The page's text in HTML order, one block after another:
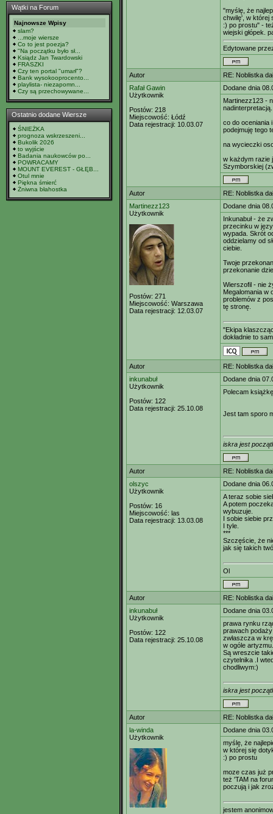
Wątki na Forum
Najnowsze Wpisy
slam?
...moje wiersze
Co to jest poezja?
"Na początku było sł...
Ksiądz Jan Twardowski
FRASZKI
Czy ten portal "umarł"?
Bank wysokooprocento...
playlista- niezapomn...
Czy są przechowywane...
Ostatnio dodane Wiersze
ŚNIEŻKA
prognoza wskrzeszeni...
Bukolik 2026
to wyjście
Badania naukowców po...
POWRACAMY
MOUNT EVEREST - GŁĘB...
Otul mnie
Piękna śmierć
Żniwna błahostka
"myślę, że
chwilę', w której
:) po prostu" -
wiejski głópek.
Edytowane
Autor
RE: Noblistka
Rafał Gawin
Użytkownik
Postów: 218
Miejscowość: Łódź
Data rejestracji: 10.03.07
Dodane dnia
Martinezz123 -
nadinterpretacją.
co do oceniania
podejmuję tego
na wycieczki
w każdym razie
Szymborskiej
Autor
RE: Noblistka
Martinezz123
Użytkownik
Postów: 271
Miejscowość: Warszawa
Data rejestracji: 12.03.07
Dodane dnia
Inkunabuł - że
przecinku w
wypada. Skrót
oddzielamy od
ciebie.
Twoje
przekonanie
Wierszofil - nie
Megalomania w
problemów z
tę stronę.
"Ekipa
dokładnie to
Autor
RE: Noblistka
inkunabuł
Użytkownik
Postów: 122
Data rejestracji: 25.10.08
Dodane dnia
Polecam
Jest tam sporo
iskra jest
Autor
RE: Noblistka
olszyc
Użytkownik
Postów: 16
Miejscowość: las
Data rejestracji: 13.03.08
Dodane dnia
A teraz sobie
A potem
wybuzuje.
I sobie siebie
I tyle.
***
Szczęście, że
jak się takich
Ol
Autor
RE: Noblistka
inkunabuł
Użytkownik
Postów: 122
Data rejestracji: 25.10.08
Dodane dnia
prawa rynku
prawach
zwłaszcza w
w ogóle artyzmu.
Są wreszcie
czytelnika .I
chodliwym:)
iskra jest
Autor
RE: Noblistka
la-winda
Użytkownik
Dodane dnia
myślę, że
w której się
:) po prostu
moze czas już
też 'TAM na
poczują i jak
jestem